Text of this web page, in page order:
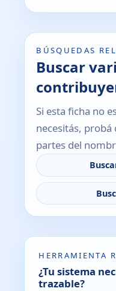
BÚSQUEDAS
Buscar
Si esta ficha no
necesitás, probá
partes del
HERRAMIENTA
¿Tu sistema
trazable?